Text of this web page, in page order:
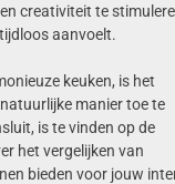
creativiteit te
aanvoelt.
keuken, is het
manier toe te
is te vinden op de
het vergelijken van
bieden voor jouw